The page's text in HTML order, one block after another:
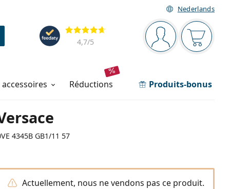
Nederlands
Barre de navigation
Vous êtesVotre
Évaluation
4,7/5
réductions Produits-bonus
4345B GB1/11 57
Actuellement, nous ne vendons pas ce produit.